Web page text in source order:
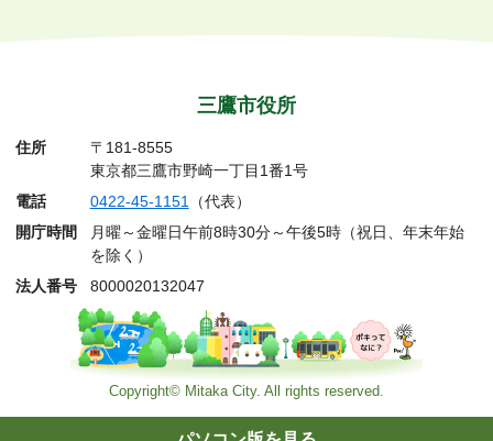
三鷹市役所
住所
〒181-8555
東京都三鷹市野崎一丁目1番1号
電話
0422-45-1151（代表）
開庁時間
月曜～金曜日午前8時30分～午後5時（祝日、年末年始
を除く）
法人番号
8000020132047
Copyright© Mitaka City. All rights reserved.